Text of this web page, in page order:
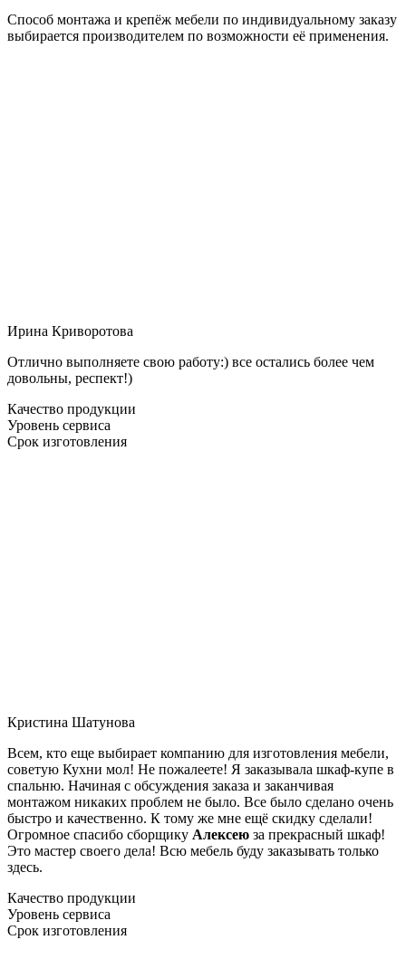
Способ монтажа и крепёж мебели по индивидуальному заказу
выбирается производителем по возможности её применения.
Ирина Криворотова
Отлично выполняете свою работу:) все остались более чем
довольны, респект!)
Качество продукции
Уровень сервиса
Срок изготовления
Кристина Шатунова
Всем, кто еще выбирает компанию для изготовления мебели,
советую Кухни мол! Не пожалеете! Я заказывала шкаф-купе в
спальню. Начиная с обсуждения заказа и заканчивая
монтажом никаких проблем не было. Все было сделано очень
быстро и качественно. К тому же мне ещё скидку сделали!
Огромное спасибо сборщику Алексею за прекрасный шкаф!
Это мастер своего дела! Всю мебель буду заказывать только
здесь.
Качество продукции
Уровень сервиса
Срок изготовления